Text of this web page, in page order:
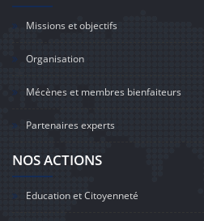
Missions et objectifs
Organisation
Mécènes et membres bienfaiteurs
Partenaires experts
NOS ACTIONS
Education et Citoyenneté